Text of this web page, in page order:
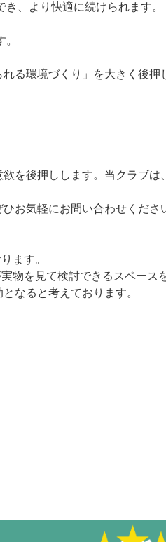
、より快適に続けられます。
る環境づくり」を大きく後押
を後押しします。当クラブは
お気軽にお問い合わせくださ
ます。
物を見て検討できるスペース
なると考えております。